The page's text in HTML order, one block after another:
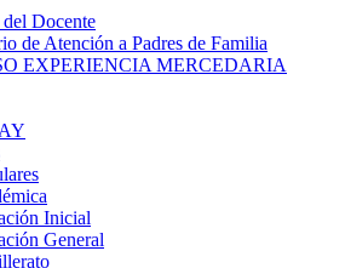
Docente
de Atención a Padres de Familia
EXPERIENCIA MERCEDARIA
Inicial
General